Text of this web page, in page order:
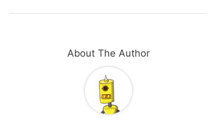
About The Author